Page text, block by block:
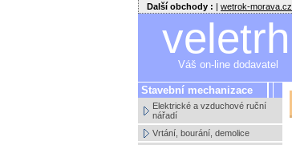
Další obchody : | wetrok-morava.cz
veletrh
Váš on-line dodavatel
Stavební mechanizace
Elektrické a vzduchové ruční
nářadí
Vrtání, bourání, demolice